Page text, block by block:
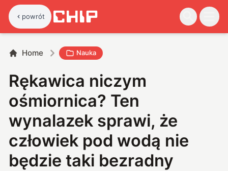
powrót
Home Nauka
Rękawica niczym
ośmiornica? Ten
wynalazek sprawi, że
człowiek pod wodą nie
będzie taki bezradny